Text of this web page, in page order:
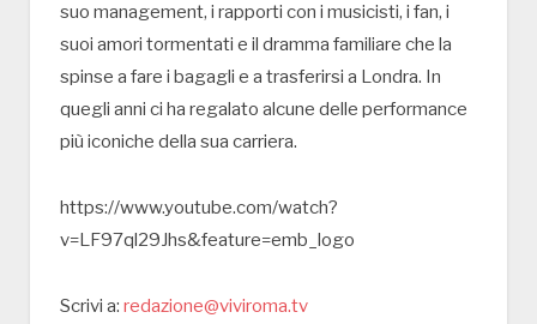
suo management, i rapporti con i musicisti, i fan, i
suoi amori tormentati e il dramma familiare che la
spinse a fare i bagagli e a trasferirsi a Londra. In
quegli anni ci ha regalato alcune delle performance
più iconiche della sua carriera.
https://www.youtube.com/watch?
v=LF97ql29Jhs&feature=emb_logo
Scrivi a: redazione@viviroma.tv